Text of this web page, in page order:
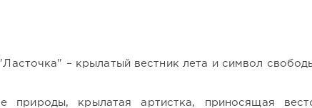
– крылатый вестник лета и символ
природы, крылатая артистка, приносящая